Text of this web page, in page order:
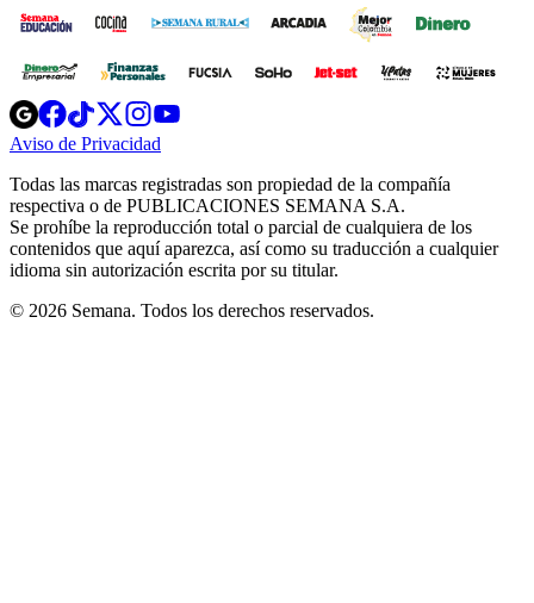
Opens
in
new
Opens
in
new
Opens
in
new
window
Opens
new
windowwindow
Aviso de Privacidad
new
window
Todas las marcas registradas son propiedad de la compañía
respectiva o de PUBLICACIONES SEMANA S.A.
Se prohíbe la reproducción total o parcial de cualquiera de los
contenidos que aquí aparezca, así como su traducción a cualquier
idioma sin autorización escrita por su titular.
© 2026 Semana. Todos los derechos reservados.